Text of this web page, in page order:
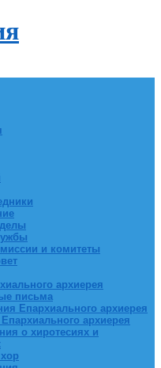
и комитеты
архиерея
письма
Епархиального архиерея
архиерея
о хиротесиях и